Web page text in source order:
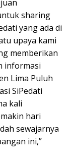
sharing
yang ada di
upaya kami
memberikan
informasi
Lima Puluh
SiPedati
kali
hari
sewajarnya
ini,”